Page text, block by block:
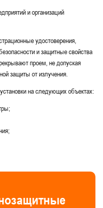
и организаций
удостоверения,
и защитные свойства
проем, не допуская
защиты от излучения.
на следующих объектах: